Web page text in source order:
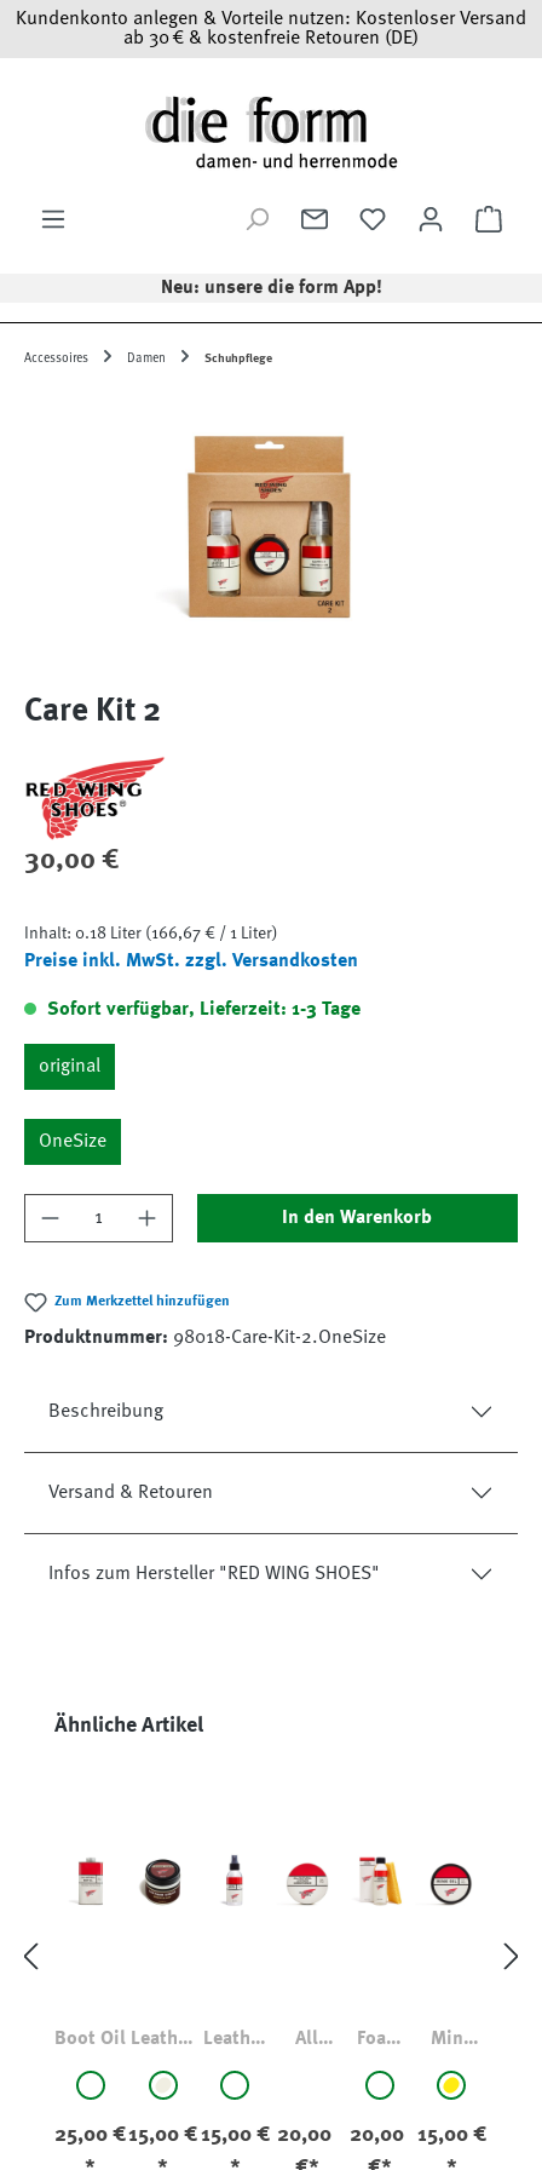
Zum Hauptinhalt springen
Kundenkonto anlegen & Vorteile nutzen: Kostenloser Versand
ab 30 € & kostenfreie Retouren (DE)
Neu: unsere die form App!
Accessoires Damen Schuhpflege
Care Kit 2
Regulärer Preis:
30,00 €
Inhalt: 0.18 Liter (166,67 € / 1 Liter)
Preise inkl. MwSt. zzgl. Versandkosten
Sofort verfügbar, Lieferzeit: 1-3 Tage
original
OneSize
Produkt Anzahl: Gib den gewünschten Wert
In den Warenkorb
Zum Merkzettel hinzufügen
Produktnummer: 98018-Care-Kit-2.OneSize
Beschreibung
Versand & Retouren
Infos zum Hersteller "RED WING SHOES"
Produktgalerie überspringen
Ähnliche Artikel
Boot Oil
Farbe auswählen
original
25,00 €
Leather
Cream
Farbe auswählen
natur
15,00 €
Leather
Protect
or
Farbe auswählen
original
15,00 €
All
oner
20,00
Foam
Leather
Cleaner
Farbe auswählen
original
20,00
Mink
Oil
Farbe
gelb
15,00 €